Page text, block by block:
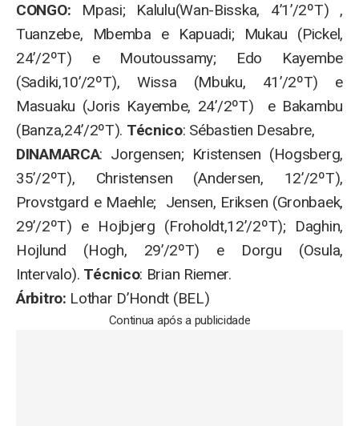
CONGO: Mpasi; Kalulu(Wan-Bisska, 4’1’/2ºT) ,
Tuanzebe, Mbemba e Kapuadi; Mukau (Pickel,
24’/2ºT) e Moutoussamy; Edo Kayembe
(Sadiki,10’/2ºT), Wissa (Mbuku, 41’/2ºT) e
Masuaku (Joris Kayembe, 24’/2ºT) e Bakambu
(Banza,24’/2ºT). Técnico: Sébastien Desabre,
DINAMARCA: Jorgensen; Kristensen (Hogsberg,
35’/2ºT), Christensen (Andersen, 12’/2ºT),
Provstgard e Maehle; Jensen, Eriksen (Gronbaek,
29’/2ºT) e Hojbjerg (Froholdt,12’/2ºT); Daghin,
Hojlund (Hogh, 29’/2ºT) e Dorgu (Osula,
Intervalo). Técnico: Brian Riemer.
Árbitro: Lothar D’Hondt (BEL)
Continua após a publicidade